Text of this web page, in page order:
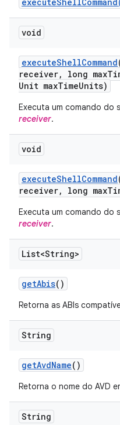
void
executeShellCommand
receiver, long max
Unit maxTimeUnits)
Executa um comando do
receiver.
void
executeShellCommand
receiver, long max
Executa um comando do
receiver.
List<String>
getAbis()
Retorna as ABIs
String
getAvdName()
Retorna o nome do AVD
String